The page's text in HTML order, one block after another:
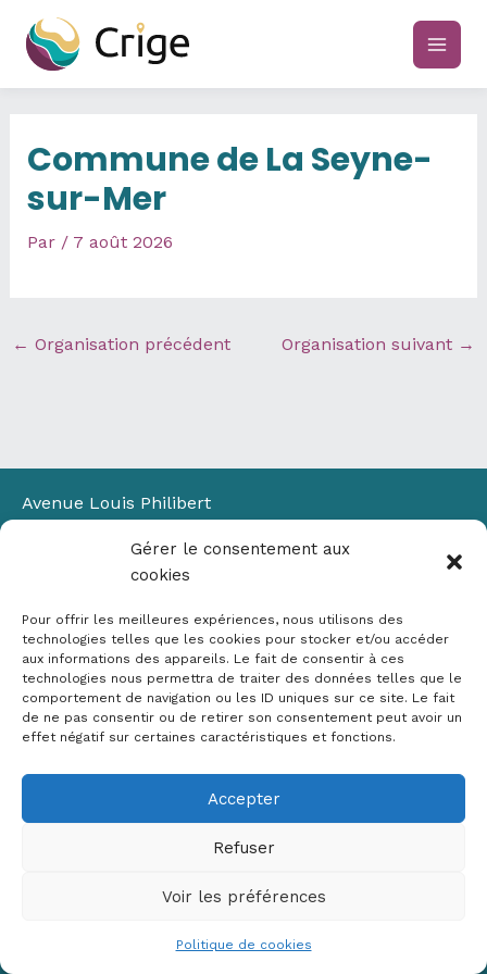
Gérer le consentement aux
cookies
Pour offrir les meilleures expériences, nous utilisons des
technologies telles que les cookies pour stocker et/ou accéder
aux informations des appareils. Le fait de consentir à ces
technologies nous permettra de traiter des données telles que le
comportement de navigation ou les ID uniques sur ce site. Le fait
de ne pas consentir ou de retirer son consentement peut avoir un
effet négatif sur certaines caractéristiques et fonctions.
Accepter
Refuser
Voir les préférences
Politique de cookies
contenu
main
Commune de La Seyne-
sur-Mer
Par / 7 août 2026
← Organisation précédent Organisation suivant →
Avenue Louis Philibert
Bâtiment Laennec
13100 Aix-en-Provence
✉ contact@crige-paca.org
Mentions légales
RGPD
Copyright © 2026 Crige PACA